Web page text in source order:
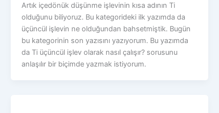
Artık içedönük düşünme işlevinin kısa adının Ti
olduğunu biliyoruz. Bu kategorideki ilk yazımda da
üçüncül işlevin ne olduğundan bahsetmiştik. Bugün
bu kategorinin son yazısını yazıyorum. Bu yazımda
da Ti üçüncül işlev olarak nasıl çalışır? sorusunu
anlaşılır bir biçimde yazmak istiyorum.